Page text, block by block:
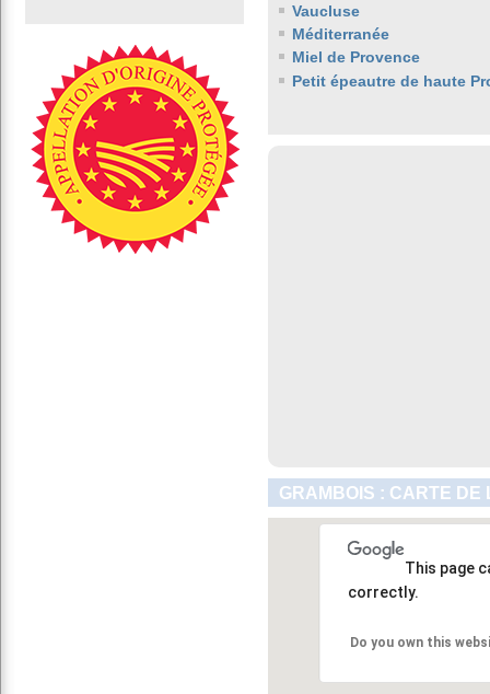
Vaucluse
Méditerranée
Miel de Provence
Petit épeautre de haute
GRAMBOIS : CARTE DE
This page
correctly.
Do you own this